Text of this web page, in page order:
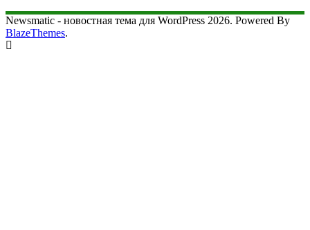
Newsmatic - новостная тема для WordPress 2026. Powered By
BlazeThemes.